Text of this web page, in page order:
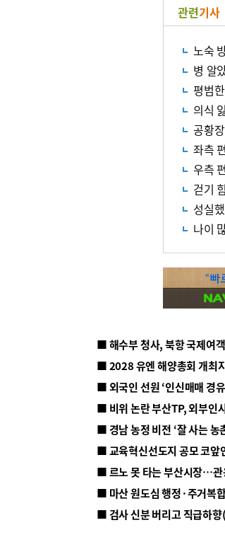
관련기사
노숙
병 알
평범
의식
공황
좌측
우측
걷기
성실
나이
■ 해수부 청사, 북항 국제여
■ 2028 유엔 해양총회 개최
■ 외국인 선원 ‘인신매매 경
■ 비위 논란 부산TP, 외부인
■ 르노 못 타는 부산시장…관
■ 마산 원도심 행정·주거복